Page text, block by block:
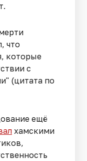
что
которые
с
(цитата по
ещё
хамскими